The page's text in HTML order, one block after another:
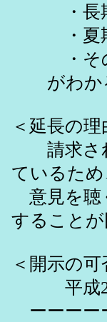
・長期
・夏期
・その
がわか
＜延長の理
請求され
ているた
意見を聴
することが
＜開示の
平成23
ーーーー